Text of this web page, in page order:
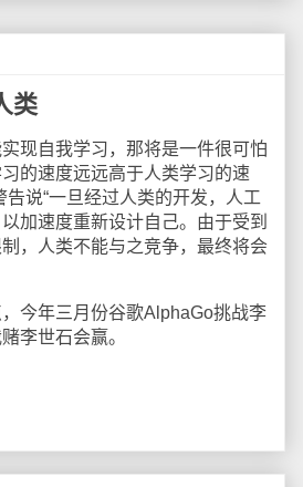
类
自我学习，那将是一件很可怕
的速度远远高于人类学习的速
告说“一旦经过人类的开发，人工
加速度重新设计自己。由于受到
，人类不能与之竞争，最终将会
年三月份谷歌AlphaGo挑战李
李世石会赢。